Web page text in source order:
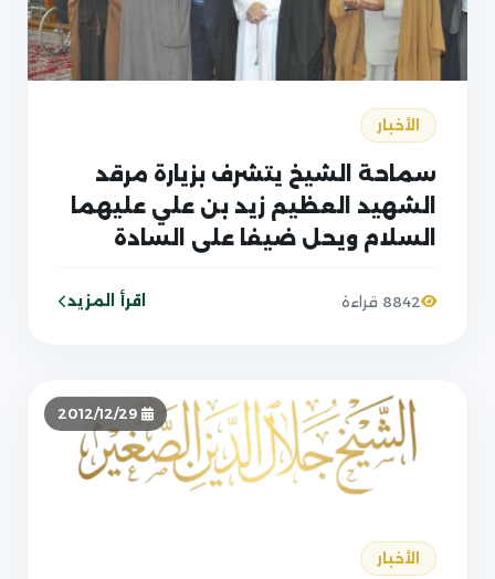
الأخبار
سماحة الشيخ يتشرف بزيارة مرقد
الشهيد العظيم زيد بن علي عليهما
السلام ويحل ضيفا على السادة
المحاويل
8842 قراءة اقرأ المزيد
الأخبار